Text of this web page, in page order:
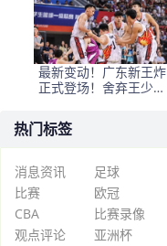
最新变动！广东新王炸
正式登场！舍弃王少杰
热门标签
消息资讯 足球
比赛
欧冠
CBA
比赛录像
观点评论
亚洲杯